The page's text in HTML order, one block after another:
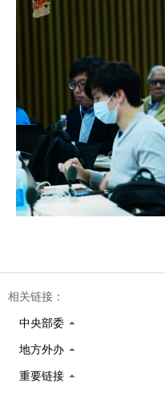
相关链接：
中央部委
地方外办
重要链接